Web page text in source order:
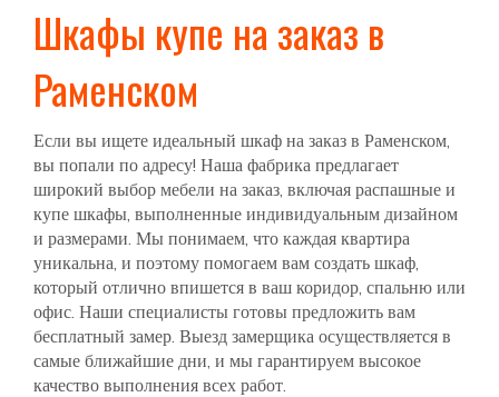
Шкафы купе на заказ в
Раменском
Если вы ищете идеальный шкаф на заказ в Раменском,
вы попали по адресу! Наша фабрика предлагает
широкий выбор мебели на заказ, включая распашные и
купе шкафы, выполненные индивидуальным дизайном
и размерами. Мы понимаем, что каждая квартира
уникальна, и поэтому помогаем вам создать шкаф,
который отлично впишется в ваш коридор, спальню или
офис. Наши специалисты готовы предложить вам
бесплатный замер. Выезд замерщика осуществляется в
самые ближайшие дни, и мы гарантируем высокое
качество выполнения всех работ.